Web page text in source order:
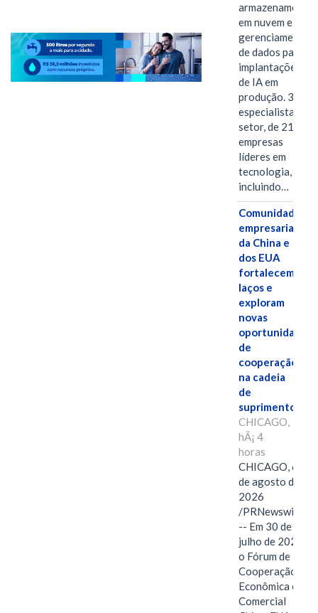
armazenamento
em nuvem e
gerenciamento
de dados para
implantações
de IA em
produção. 38
especialistas do
setor, de 21
empresas
líderes em
tecnologia,
incluindo…
Comunidades
empresariais
da China e
dos EUA
fortalecem
laços e
exploram
novas
oportunidades
de
cooperação
na cadeia
de
suprimentos.
CHICAGO,
hÃ¡ 4
horas
CHICAGO, 6
de agosto de
2026
/PRNewswire/
-- Em 30 de
julho de 2026,
o Fórum de
Cooperação
Econômica e
Comercial